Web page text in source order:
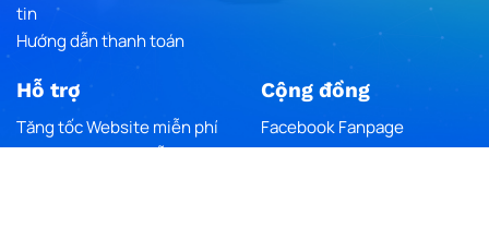
tin
Hướng dẫn thanh toán
Hỗ trợ
Tăng tốc Website miễn phí
Trending Traffic miễn phí
Cộng đồng
Facebook Fanpage
Youtube Chanel